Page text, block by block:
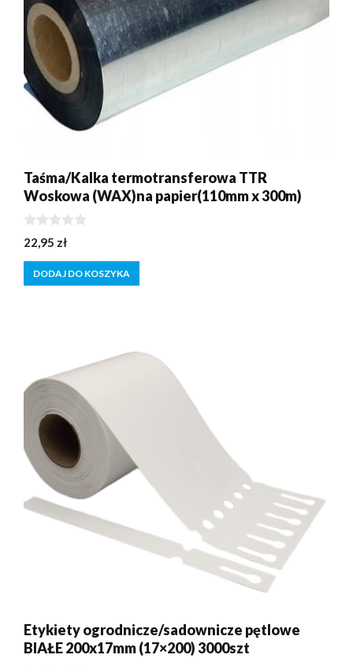
Taśma/Kalka termotransferowa TTR
Woskowa (WAX)na papier(110mm x 300m)
0
z
5
22,95 zł
DODAJ DO KOSZYKA
Etykiety ogrodnicze/sadownicze pętlowe
BIAŁE 200x17mm (17×200) 3000szt